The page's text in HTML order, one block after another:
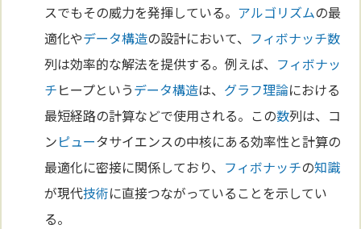
スでもその威力を発揮している。 アルゴリズムの最
適化やデータ構造の設計において、 フィボナッチ数
列は効率的な解法を提供する。例えば、 フィボナッ
チヒープというデータ構造は、 グラフ理論における
最短経路の計算などで使用される。この数列は、コ
ンピュータサイエンスの中核にある効率性と計算の
最適化に密接に関係しており、 フィボナッチの知識
が現代技術に直接つながっていることを示してい
る。